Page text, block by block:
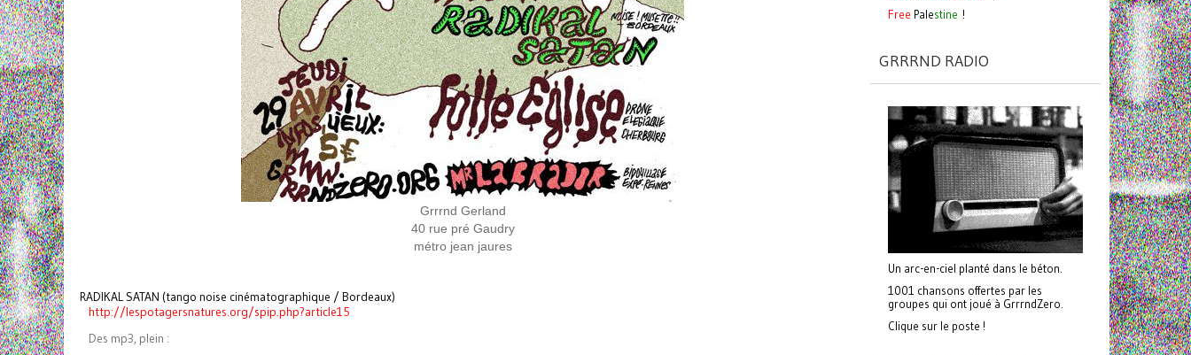
Grrrnd Gerland
40 rue pré Gaudry
métro jean jaures
RADIKAL SATAN (tango noise cinématographique / Bordeaux)
http://lespotagersnatures.org/spip.php?article15
Des mp3, plein :
Free Palestine !
GRRRND RADIO
Un arc-en-ciel planté dans le béton.
1001 chansons offertes par les
groupes qui ont joué à GrrrndZero.
Clique sur le poste !